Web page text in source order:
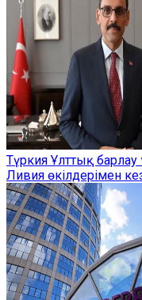
Түркия Ұлттық
Ливия өкілдерімен